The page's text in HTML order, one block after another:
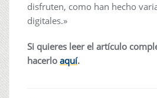
disfruten, como han hecho
digitales.»
Si quieres leer el artículo
hacerlo aquí.